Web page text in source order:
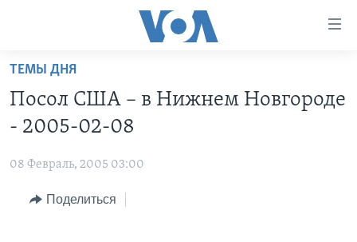
Перейти
основной
контент
навигации
НОВОСТИ ЗА МИНУТУ
ИТОГИ
УЧИМ АНГЛИЙСКИЙ
НАША АМЕРИКАНСКАЯ ИСТОРИЯ
ЭКСПЕРТИЗА
ИНТЕРВЬЮ
ТЕМЫ ДНЯ
Посол США – в Нижнем Новгороде
- 2005-02-08
08 Февраль, 2005 03:00
Поделиться